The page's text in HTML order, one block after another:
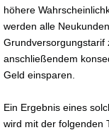
höhere
werden alle
Grundversorgungstarif
anschließendem
Geld einsparen.
Ein Ergebnis eines
wird mit der folgenden